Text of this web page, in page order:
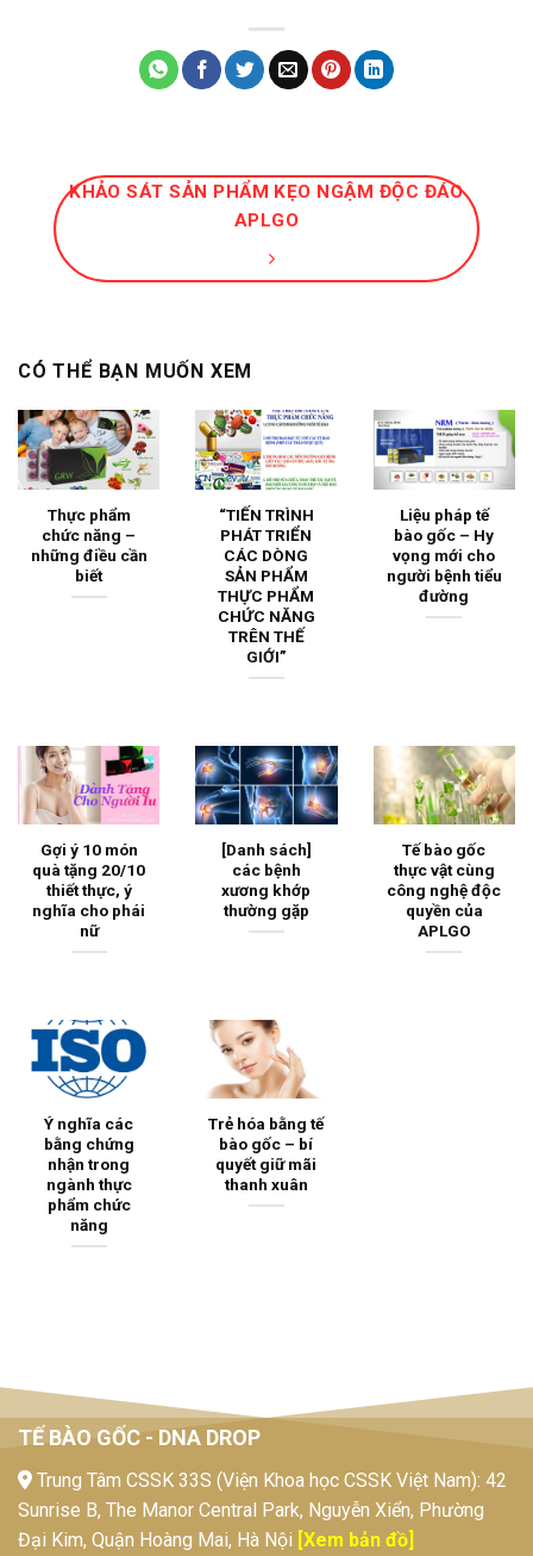
KHẢO SÁT SẢN PHẨM KẸO NGẬM ĐỘC ĐÁO
APLGO
CÓ THỂ BẠN MUỐN XEM
Thực phẩm
chức năng –
những điều cần
biết
“TIẾN TRÌNH
PHÁT TRIỂN
CÁC DÒNG
SẢN PHẨM
THỰC PHẨM
CHỨC NĂNG
TRÊN THẾ
GIỚI”
Liệu pháp tế
bào gốc – Hy
vọng mới cho
người bệnh tiểu
đường
Gợi ý 10 món
quà tặng 20/10
thiết thực, ý
nghĩa cho phái
nữ
[Danh sách]
các bệnh
xương khớp
thường gặp
Tế bào gốc
thực vật cùng
công nghệ độc
quyền của
APLGO
Ý nghĩa các
bằng chứng
nhận trong
ngành thực
phẩm chức
năng
Trẻ hóa bằng tế
bào gốc – bí
quyết giữ mãi
thanh xuân
TẾ BÀO GỐC - DNA DROP
Trung Tâm CSSK 33S (Viện Khoa học CSSK Việt Nam): 42
Sunrise B, The Manor Central Park, Nguyễn Xiển, Phường
Đại Kim, Quận Hoàng Mai, Hà Nội [Xem bản đồ]